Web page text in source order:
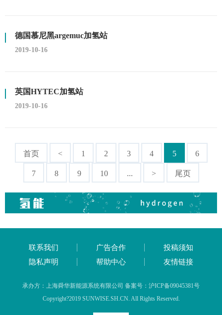
德国慕尼黑argemuc加氢站
2019-10-16
英国HYTEC加氢站
2019-10-16
首页 < 1 2 3 4 5 6
7 8 9 10 ... > 尾页
联系我们 广告合作
投稿须知
隐私声明
帮助中心 友情链接
承办方：上海舜华新能源系统有限公司 备案号：沪ICP备09045381号
Copyright?2019 SUNWISE.SH.CN. All Rights Reserved.